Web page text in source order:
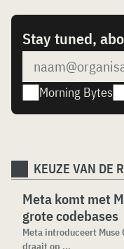
Stay tuned,
Morning Bytes
KEUZE VAN DE
Meta komt met
grote codebases
Meta introduceert
draait op ...